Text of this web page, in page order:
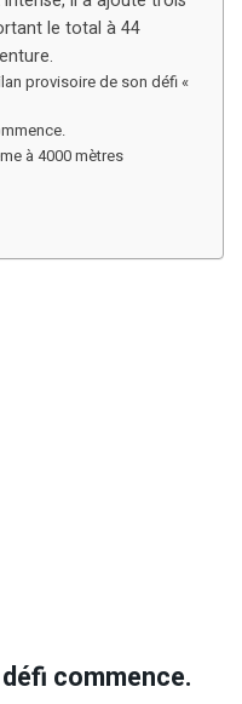
le total à 44
provisoire de son défi «
à 4000 mètres
commence.